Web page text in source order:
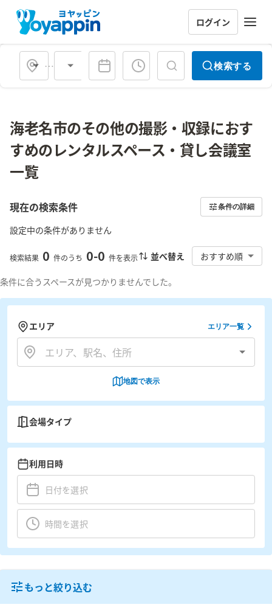
ログイン
会場タイプ 検索する
海老名市のその他の撮影・収録におす
すめのレンタルスペース・貸し会議室
一覧
現在の検索条件 条件の詳細
設定中の条件がありません
検索結果 0 件のうち 0-0 件を表示 並べ替え おすすめ順
条件に合うスペースが見つかりませんでした。
エリア エリア一覧
地図で表示
会場タイプ
利用日時
もっと絞り込む